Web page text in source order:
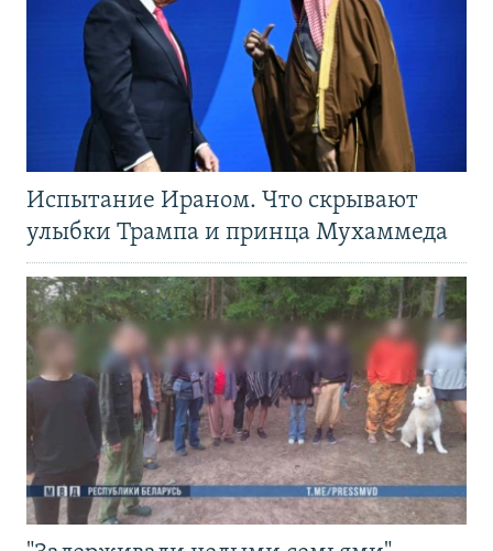
Испытание Ираном. Что скрывают
улыбки Трампа и принца Мухаммеда